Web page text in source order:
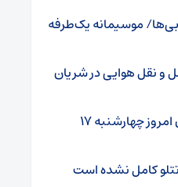
آبی‌ها/ موسیمانه یک‌طرفه
حمل و نقل هوایی در شریان
جدول قطع برق تهران امروز چهارشنبه ۱۷
کامل نشده است